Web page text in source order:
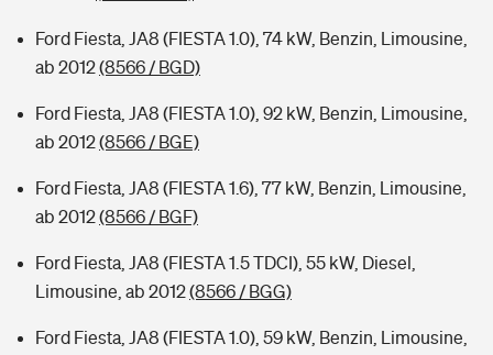
Ford Fiesta, JA8 (FIESTA 1.0), 74 kW, Benzin, Limousine,
ab 2012(8566 / BGD)
Ford Fiesta, JA8 (FIESTA 1.0), 92 kW, Benzin, Limousine,
ab 2012(8566 / BGE)
Ford Fiesta, JA8 (FIESTA 1.6), 77 kW, Benzin, Limousine,
ab 2012(8566 / BGF)
Ford Fiesta, JA8 (FIESTA 1.5 TDCI), 55 kW, Diesel,
Limousine, ab 2012(8566 / BGG)
Ford Fiesta, JA8 (FIESTA 1.0), 59 kW, Benzin, Limousine,